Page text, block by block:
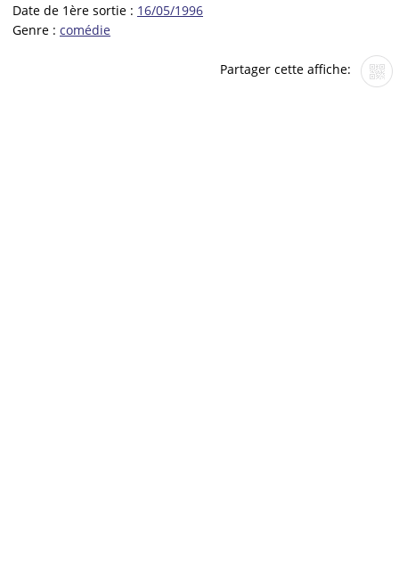
Date de 1ère sortie : 16/05/1996
Genre : comédie
Partager cette affiche: